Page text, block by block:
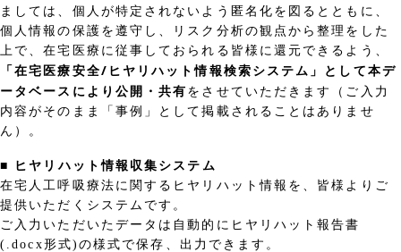
ましては、個人が特定されないよう匿名化を図るとともに、
個人情報の保護を遵守し、リスク分析の観点から整理をした
上で、在宅医療に従事しておられる皆様に還元できるよう、
「在宅医療安全/ヒヤリハット情報検索システム」として本デ
ータベースにより公開・共有 をさせていただきます（ご入力
内容がそのまま「事例」として掲載されることはありませ
ん）。
■ ヒヤリハット情報収集システム
在宅人工呼吸療法に関するヒヤリハット情報を、皆様よりご
提供いただくシステムです。
ご入力いただいたデータは自動的にヒヤリハット報告書
(.docx形式)の様式で保存、出力できます。